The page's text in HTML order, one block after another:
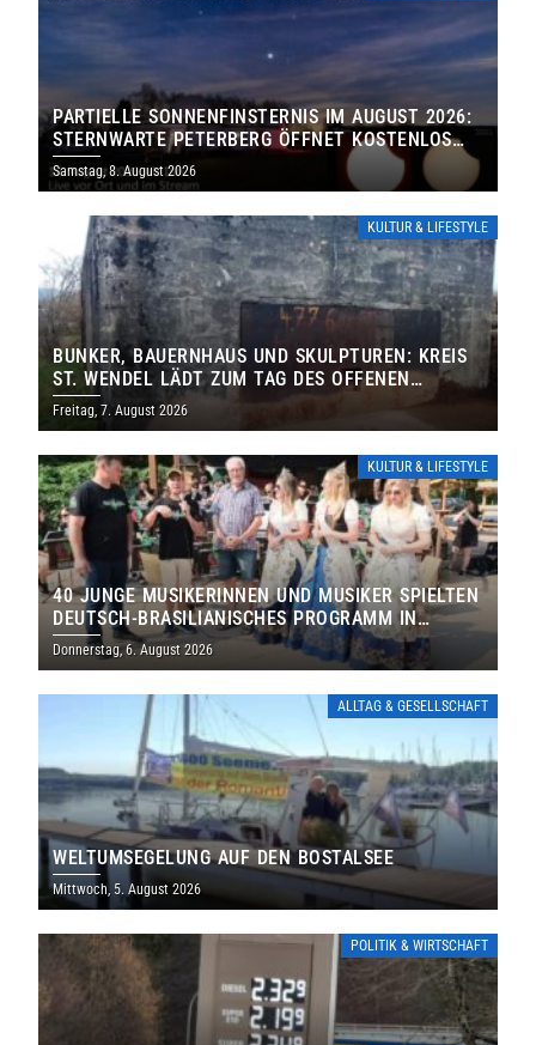
PARTIELLE SONNENFINSTERNIS IM AUGUST 2026:
STERNWARTE PETERBERG ÖFFNET KOSTENLOS
IHRE TORE
Samstag, 8. August 2026
KULTUR & LIFESTYLE
BUNKER, BAUERNHAUS UND SKULPTUREN: KREIS
ST. WENDEL LÄDT ZUM TAG DES OFFENEN
DENKMALS EIN
Freitag, 7. August 2026
KULTUR & LIFESTYLE
40 JUNGE MUSIKERINNEN UND MUSIKER SPIELTEN
DEUTSCH-BRASILIANISCHES PROGRAMM IN
THOLEY
Donnerstag, 6. August 2026
ALLTAG & GESELLSCHAFT
WELTUMSEGELUNG AUF DEN BOSTALSEE
Mittwoch, 5. August 2026
POLITIK & WIRTSCHAFT